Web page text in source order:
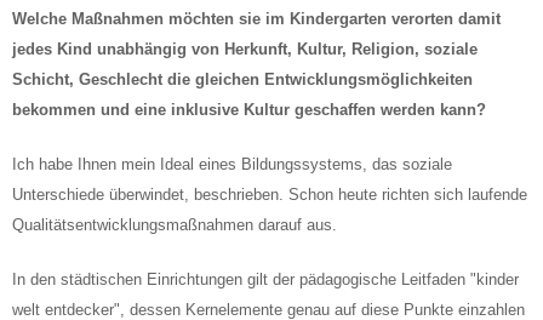
Welche Maßnahmen möchten sie im Kindergarten verorten damit
jedes Kind unabhängig von Herkunft, Kultur, Religion, soziale
Schicht, Geschlecht die gleichen Entwicklungsmöglichkeiten
bekommen und eine inklusive Kultur geschaffen werden kann?
Ich habe Ihnen mein Ideal eines Bildungssystems, das soziale
Unterschiede überwindet, beschrieben. Schon heute richten sich laufende
Qualitätsentwicklungsmaßnahmen darauf aus.
In den städtischen Einrichtungen gilt der pädagogische Leitfaden "kinder
welt entdecker", dessen Kernelemente genau auf diese Punkte einzahlen